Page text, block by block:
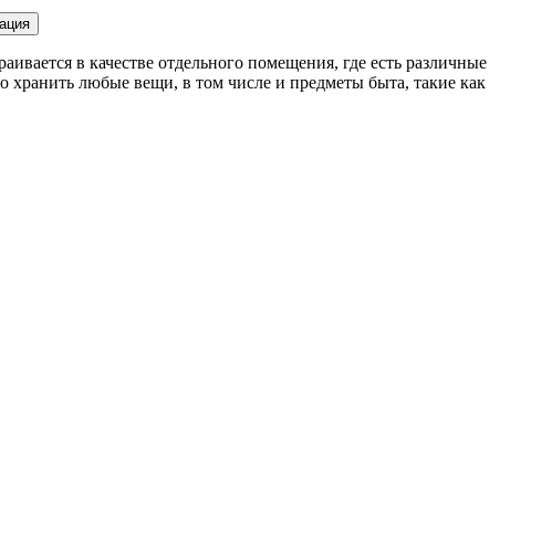
в качестве отдельного помещения, где есть различные
хранить любые вещи, в том числе и предметы быта, такие как